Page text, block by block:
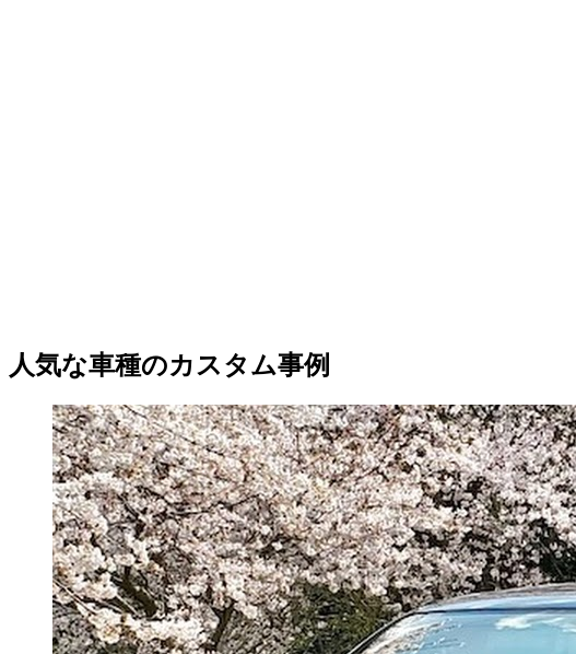
人気な車種のカスタム事例